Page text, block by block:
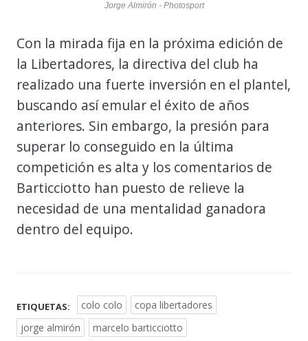
Jorge Almirón - Photosport
Con la mirada fija en la próxima edición de
la Libertadores, la directiva del club ha
realizado una fuerte inversión en el plantel,
buscando así emular el éxito de años
anteriores. Sin embargo, la presión para
superar lo conseguido en la última
competición es alta y los comentarios de
Barticciotto han puesto de relieve la
necesidad de una mentalidad ganadora
dentro del equipo.
ETIQUETAS: colo colo
copa libertadores
jorge almirón
marcelo barticciotto